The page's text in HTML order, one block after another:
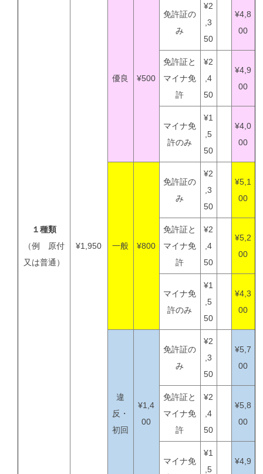
１種類
（例 原付
又は普通）
¥1,950
優良 ¥500
免許証の
み
¥2
,3
50
¥4,8
00
免許証と
マイナ免
許
¥2
,4
50
¥4,9
00
マイナ免
許のみ
¥1
,5
50
¥4,0
00
一般 ¥800
免許証の
み
¥2
,3
50
¥5,1
00
免許証と
マイナ免
許
¥2
,4
50
¥5,2
00
マイナ免
許のみ
¥1
,5
50
¥4,3
00
違
反・
初回
¥1,4
00
免許証の
み
¥2
,3
50
¥5,7
00
免許証と
マイナ免
許
¥2
,4
50
¥5,8
00
マイナ免
¥1
,5
¥4,9